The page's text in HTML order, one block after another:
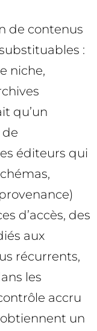
de contenus
:
niche,
qu’un
de
éditeurs qui
d’accès, des
aux
récurrents,
les
accru
obtiennent un